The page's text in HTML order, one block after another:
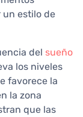
estilo de
del sueño
los niveles
favorece la
la zona
que las